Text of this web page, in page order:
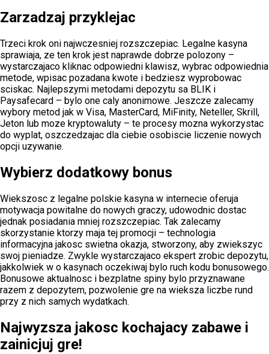
Zarzadzaj przyklejac
Trzeci krok oni najwczesniej rozszczepiac. Legalne kasyna
sprawiaja, ze ten krok jest naprawde dobrze polozony –
wystarczajaco kliknac odpowiedni klawisz, wybrac odpowiednia
metode, wpisac pozadana kwote i bedziesz wyprobowac
sciskac. Najlepszymi metodami depozytu sa BLIK i
Paysafecard – bylo one caly anonimowe. Jeszcze zalecamy
wybory metod jak w Visa, MasterCard, MiFinity, Neteller, Skrill,
Jeton lub moze kryptowaluty – te procesy mozna wykorzystac
do wyplat, oszczedzajac dla ciebie osobiscie liczenie nowych
opcji uzywanie.
Wybierz dodatkowy bonus
Wiekszosc z legalne polskie kasyna w internecie oferuja
motywacja powitalne do nowych graczy, udowodnic dostac
jednak posiadania mniej rozszczepiac. Tak zalecamy
skorzystanie ktorzy maja tej promocji – technologia
informacyjna jakosc swietna okazja, stworzony, aby zwiekszyc
swoj pieniadze. Zwykle wystarczajaco ekspert zrobic depozytu,
jakkolwiek w o kasynach oczekiwaj bylo ruch kodu bonusowego.
Bonusowe aktualnosc i bezplatne spiny bylo przyznawane
razem z depozytem, pozwolenie gre na wieksza liczbe rund
przy z nich samych wydatkach.
Najwyzsza jakosc kochajacy zabawe i
zainicjuj gre!